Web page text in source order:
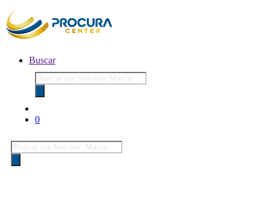
Buscar
Búsqueda
de
productos
0
Búsqueda
de
productos